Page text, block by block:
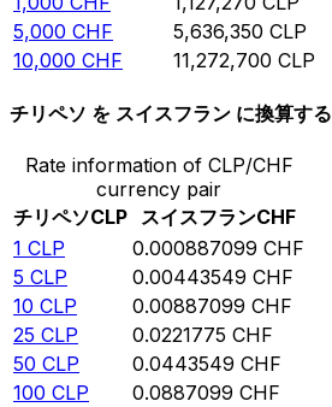
5,000 CHF 5,636,350 CLP
10,000 CHF 11,272,700 CLP
チリペソ を スイスフラン に換算する
Rate information of CLP/CHF
currency pair
チリペソCLP スイスフランCHF
1 CLP 0.000887099 CHF
5 CLP 0.00443549 CHF
10 CLP 0.00887099 CHF
25 CLP 0.0221775 CHF
50 CLP 0.0443549 CHF
100 CLP 0.0887099 CHF